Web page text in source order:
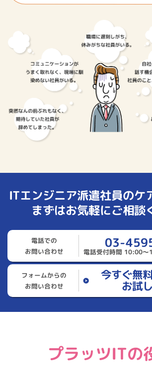
ITエンジニア派遣社員のケ
まずはお気軽にご相談
電話での
お問い合わせ
03-
電話受付時間 10:00～
フォームからの
お問い合わせ
今すぐ無
お試
プラッツITの